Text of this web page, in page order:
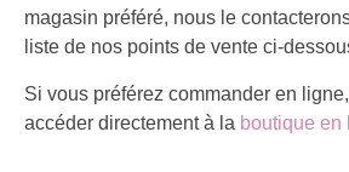
magasin préféré, nous le
liste de nos points de vente ci-
Si vous préférez commander en
accéder directement à la boutique en